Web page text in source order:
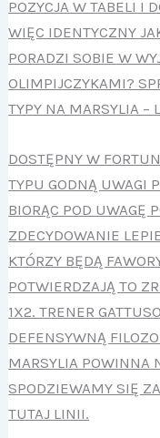
POZYCJA W TABELI I
WIĘC IDENTYCZNY
PORADZI SOBIE W
OLIMPIJCZYKAMI?
TYPY NA MARSYLIA –
DOSTĘPNY W
TYPU GODNĄ UWAGI
BIORĄC POD UWAGĘ
ZDECYDOWANIE
KTÓRZY BĘDĄ
POTWIERDZAJĄ TO
1X2. TRENER
DEFENSYWNĄ
MARSYLIA POWINNA
SPODZIEWAMY SIĘ
TUTAJ LINII.